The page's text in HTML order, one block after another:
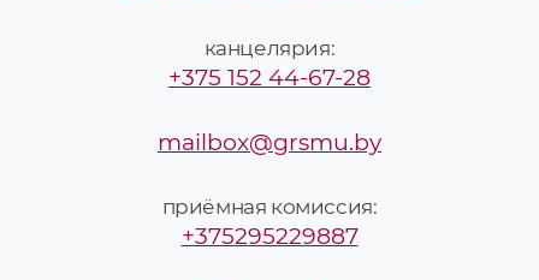
канцелярия:
+375 152 44-67-28
mailbox@grsmu.by
приёмная комиссия:
+375295229887